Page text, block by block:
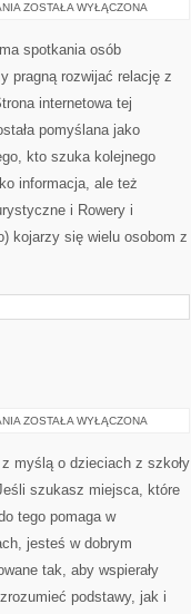
MORZE
JEGO
SKARBY
ZOSTAŁA WYŁĄCZONA
spotkania osób
pragną rozwijać relację z
internetowa tej
pomyślana jako
kto szuka kolejnego
informacja, ale też
i Rowery i
kojarzy się wielu osobom z
POZOSTAŁE
ZOSTAŁA WYŁĄCZONA
myślą o dzieciach z szkoły
szukasz miejsca, które
tego pomaga w
jesteś w dobrym
tak, aby wspierały
podstawy, jak i